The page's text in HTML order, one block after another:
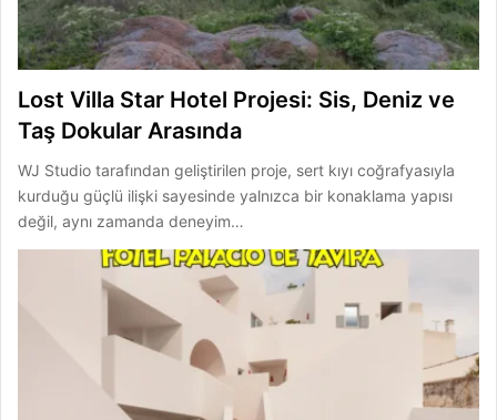
Lost Villa Star Hotel Projesi: Sis, Deniz ve
Taş Dokular Arasında
WJ Studio tarafından geliştirilen proje, sert kıyı coğrafyasıyla
kurduğu güçlü ilişki sayesinde yalnızca bir konaklama yapısı
değil, aynı zamanda deneyim…